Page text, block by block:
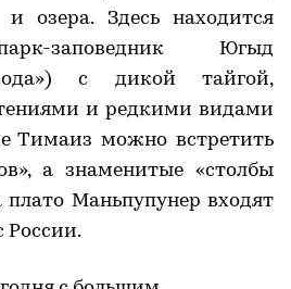
озера. Здесь находится
заповедник Югыд
с дикой тайгой,
и редкими видами
Тимаиз можно встретить
а знаменитые «столбы
Маньпупунер входят
России.